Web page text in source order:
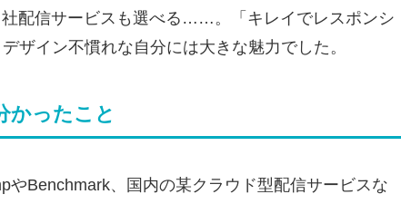
配信サービスも選べる……。「キレイでレスポンシ
ザイン不慣れな自分には大きな魅力でした。
かったこと
Benchmark、国内の某クラウド型配信サービスな